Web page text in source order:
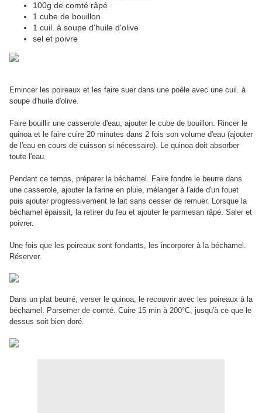
100g de comté râpé
1 cube de bouillon
1 cuil. à soupe d'huile d'olive
sel et poivre
Emincer les poireaux et les faire suer dans une poêle avec une cuil. à
soupe d'huile d'olive.
Faire bouillir une casserole d'eau, ajouter le cube de bouillon. Rincer le
quinoa et le faire cuire 20 minutes dans 2 fois son volume d'eau (ajouter
de l'eau en cours de cuisson si nécessaire). Le quinoa doit absorber
toute l'eau.
Pendant ce temps, préparer la béchamel. Faire fondre le beurre dans
une casserole, ajouter la farine en pluie, mélanger à l'aide d'un fouet
puis ajouter progressivement le lait sans cesser de remuer. Lorsque la
béchamel épaissit, la retirer du feu et ajouter le parmesan râpé. Saler et
poivrer.
Une fois que les poireaux sont fondants, les incorporer à la béchamel.
Réserver.
Dans un plat beurré, verser le quinoa, le recouvrir avec les poireaux à la
béchamel. Parsemer de comté. Cuire 15 min à 200°C, jusqu'à ce que le
dessus soit bien doré.